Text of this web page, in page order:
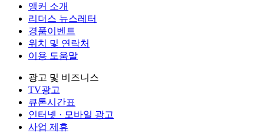
앵커 소개
리더스 뉴스레터
경품이벤트
위치 및 연락처
이용 도움말
광고 및 비즈니스
TV광고
큐톤시간표
인터넷 · 모바일 광고
사업 제휴